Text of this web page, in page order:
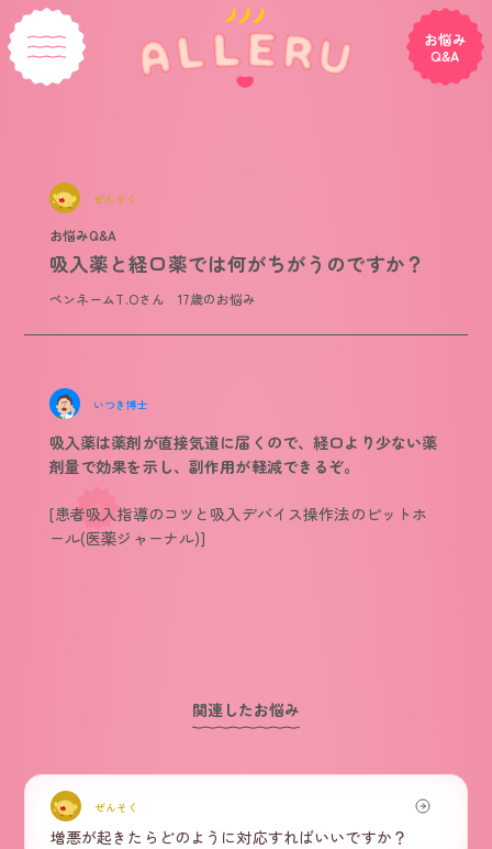
お悩み
Q&A
ぜんそく
お悩みQ&A
吸入薬と経口薬では何がちがうのですか？
ペンネームT.Oさん 17歳のお悩み
いつき博士
吸入薬は薬剤が直接気道に届くので、経口より少ない薬
剤量で効果を示し、副作用が軽減できるぞ。
[患者吸入指導のコツと吸入デバイス操作法のピットホ
ール(医薬ジャーナル)]
関連したお悩み
ぜんそく
増悪が起きたらどのように対応すればいいですか？